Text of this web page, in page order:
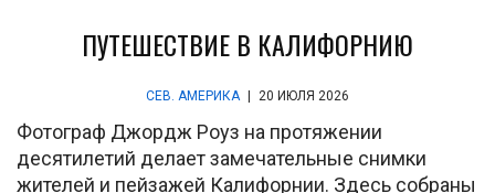
ПУТЕШЕСТВИЕ В КАЛИФОРНИЮ
СЕВ. АМЕРИКА | 20 ИЮЛЯ 2026
Фотограф Джордж Роуз на протяжении
десятилетий делает замечательные снимки
жителей и пейзажей Калифорнии. Здесь собраны